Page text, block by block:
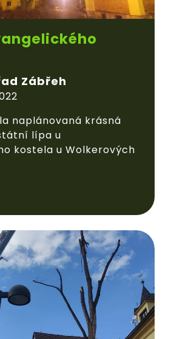
Zábřeh
naplánovaná krásná
lípa u
kostela u Wolkerových